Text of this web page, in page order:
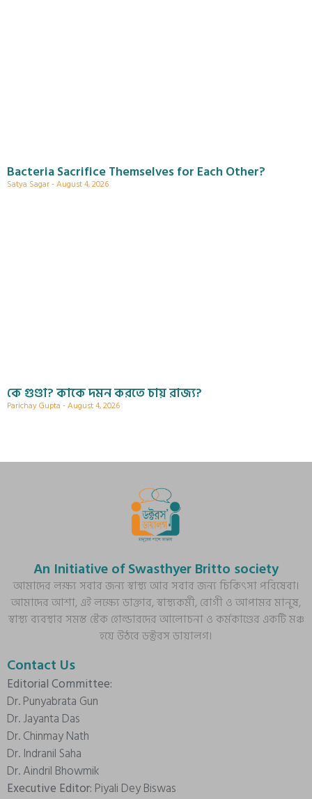
Bacteria Sacrifice Themselves for Each Other?
Satya Sagar August 4, 2026
কে গুণ্ডা? কাকে দমন করতে চায় রাজ্য?
Parichay Gupta August 4, 2026
An Initiative of Swasthyer Britto society
আমাদের লক্ষ্য সবার জন্য স্বাস্থ্য আর সবার জন্য চিকিৎসা পরিষেবা।
আমাদের আশা, এই লক্ষ্যে ডাক্তার, স্বাস্থ্যকর্মী, রোগী ও আপামর মানুষ,
স্বাস্থ্য ব্যবস্থার সমস্ত স্টেক হোল্ডারদের আলোচনা ও কর্মকাণ্ডের একটি মঞ্চ
হয়ে উঠবে ডক্টরস ডায়ালগ।
Contact Us
Editorial Committee:
Dr. Punyabrata Gun
Dr. Jayanta Das
Dr. Chinmay Nath
Dr. Indranil Saha
Dr. Aindril Bhowmik
Executive Editor: Piyali Dey Biswas